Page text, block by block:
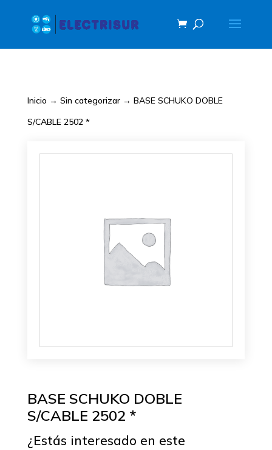
Inicio → Sin categorizar→ BASE SCHUKO DOBLE
S/CABLE 2502 *
BASE SCHUKO DOBLE
S/CABLE 2502 *
¿Estás interesado en este